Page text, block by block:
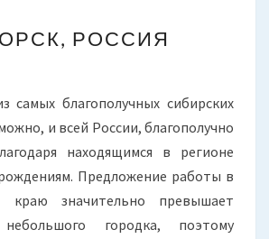
РОССИЯ
РОССИЯ
самых благополучных сибирских
и всей России, благополучно
находящимся в регионе
Предложение работы в
краю значительно превышает
городка, поэтому